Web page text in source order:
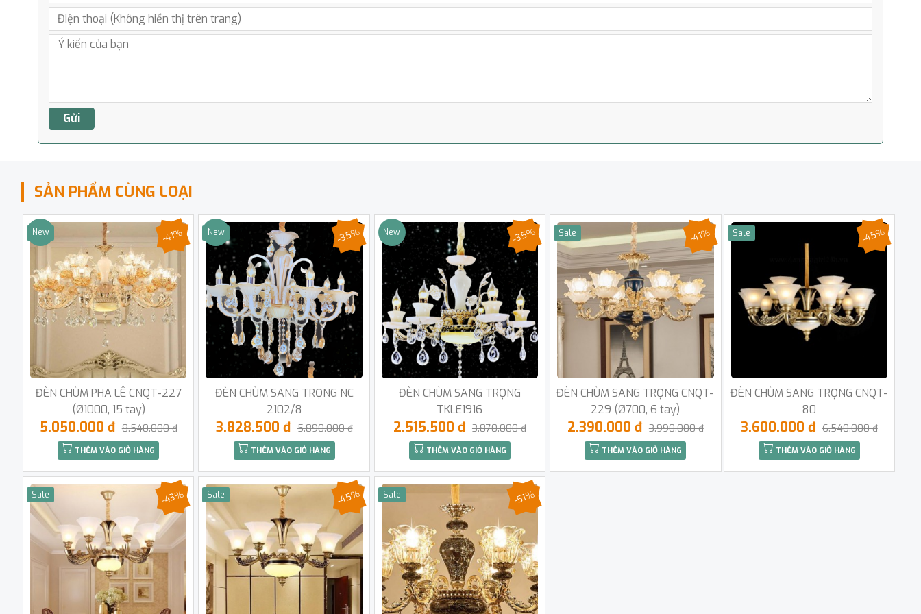
SẢN PHẨM CÙNG LOẠI
Sale
New
ĐÈN CHÙM PHA LÊ CNQT-227
(Ø1000, 15 tay)
-41%
5.050.000 đ 8.540.000 đ
THÊM VÀO GIỎ HÀNG
Sale
New
ĐÈN CHÙM SANG TRỌNG NC
2102/8
-35%
3.828.500 đ 5.890.000 đ
THÊM VÀO GIỎ HÀNG
New
ĐÈN CHÙM SANG TRỌNG
TKLE1916
-35%
2.515.500 đ 3.870.000 đ
THÊM VÀO GIỎ HÀNG
Sale
ĐÈN CHÙM SANG TRỌNG CNQT-
229 (Ø700, 6 tay)
-41%
2.390.000 đ 3.990.000 đ
THÊM VÀO GIỎ HÀNG
Sale
ĐÈN CHÙM SANG TRỌNG CNQT-
80
-45%
3.600.000 đ 6.540.000 đ
THÊM VÀO GIỎ HÀNG
Sale -43% Sale -45% Sale -51%